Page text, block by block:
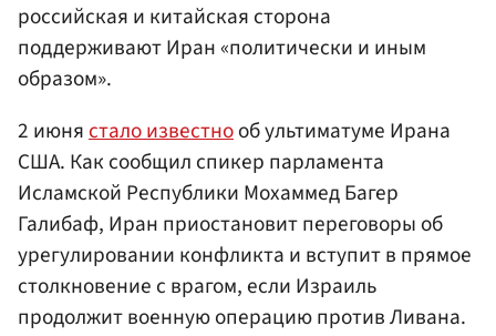
российская и китайская сторона
поддерживают Иран «политически и иным
образом».
2 июнястало известнооб ультиматуме Ирана
США. Как сообщил спикер парламента
Исламской Республики Мохаммед Багер
Галибаф, Иран приостановит переговоры об
урегулировании конфликта и вступит в прямое
столкновение с врагом, если Израиль
продолжит военную операцию против Ливана.